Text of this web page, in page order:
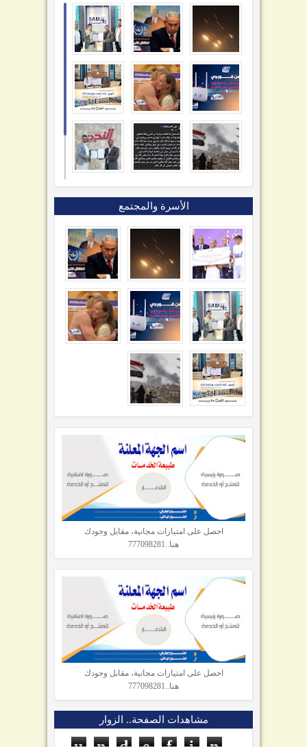
الأسرة والمجتمع
احصل على امتيازات مجانية، مقابل وجودك
هنا..777098281
احصل على امتيازات مجانية، مقابل وجودك
هنا..777098281
مشاهدات الصفحة.. الزوار